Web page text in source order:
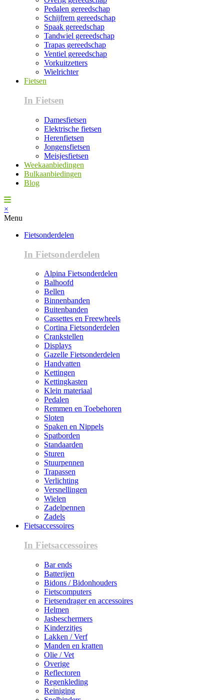
Pedalen gereedschap
Schijfrem gereedschap
Spaak gereedschap
Tandwiel gereedschap
Trapas gereedschap
Ventiel gereedschap
Vorkuitzetters
Wielrichter
Fietsen
In Fietsen
Damesfietsen
Elektrische fietsen
Herenfietsen
Jongensfietsen
Meisjesfietsen
Weekaanbiedingen
Bulkaanbiedingen
Blog
×
Menu
Fietsonderdelen
In Fietsonderdelen
Alpina Fietsonderdelen
Balhoofd
Bellen
Binnenbanden
Buitenbanden
Cassettes en Freewheels
Cortina Fietsonderdelen
Crankstellen
Displays
Gazelle Fietsonderdelen
Handvatten
Kettingen
Kettingkasten
Klein materiaal
Pedalen
Remmen en Toebehoren
Sloten
Spaken en Nippels
Spatborden
Standaarden
Sturen
Stuurpennen
Trapassen
Verlichting
Versnellingen
Wielen
Zadelpennen
Zadels
Fietsaccessoires
In Fietsaccessoires
Bar ends
Batterijen
Bidons / Bidonhouders
Fietscomputers
Fietsendrager en accessoires
Helmen
Jasbeschermers
Kinderzitjes
Lakken / Verf
Manden en kratten
Olie / Vet
Overige
Reflectoren
Regenkleding
Reiniging